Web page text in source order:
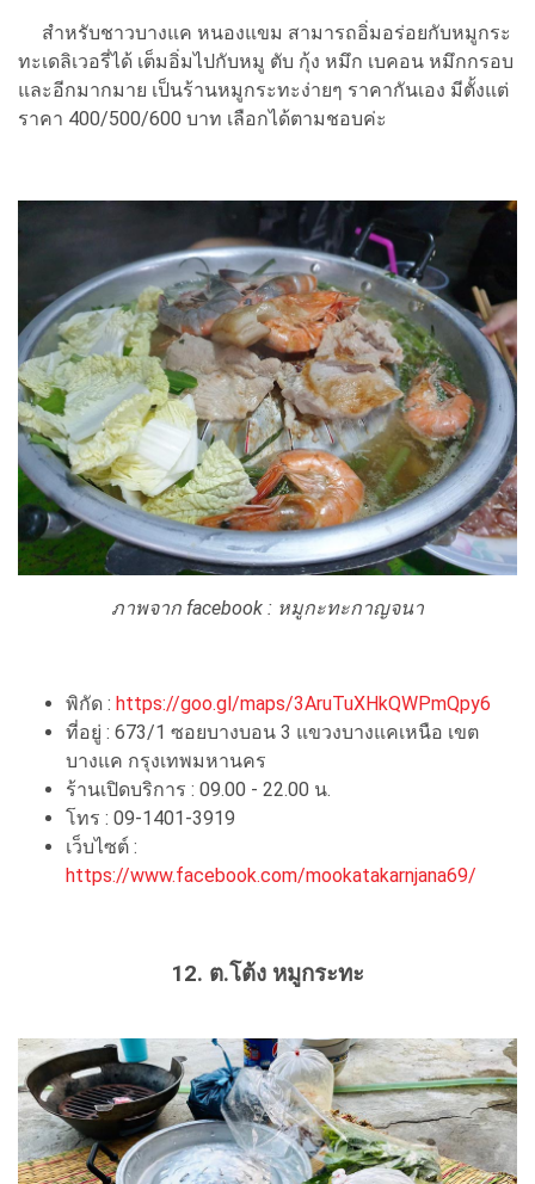
สำหรับชาวบางแค หนองแขม สามารถอิ่มอร่อยกับหมูกระ
ทะเดลิเวอรี่ได้ เต็มอิ่มไปกับหมู ตับ กุ้ง หมึก เบคอน หมึกกรอบ
และอีกมากมาย เป็นร้านหมูกระทะง่ายๆ ราคากันเอง มีตั้งแต่
ราคา 400/500/600 บาท เลือกได้ตามชอบค่ะ
ภาพจาก facebook : หมูกะทะกาญจนา
พิกัด : https://goo.gl/maps/3AruTuXHkQWPmQpy6
ที่อยู่ : 673/1 ซอยบางบอน 3 แขวงบางแคเหนือ เขต
บางแค กรุงเทพมหานคร
ร้านเปิดบริการ : 09.00 - 22.00 น.
โทร : 09-1401-3919
เว็บไซต์ :
https://www.facebook.com/mookatakarnjana69/
12. ต.โต้ง หมูกระทะ